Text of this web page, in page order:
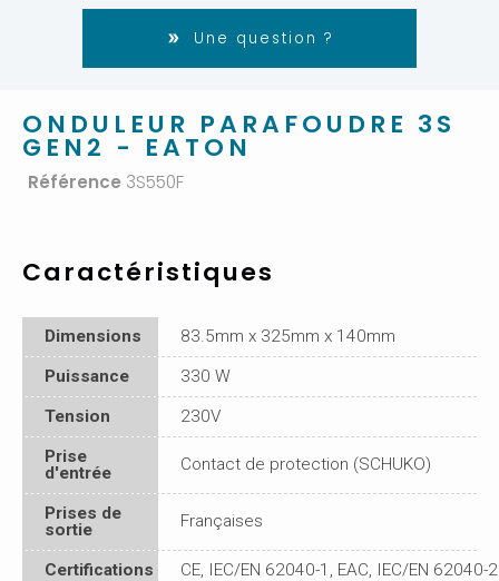
Une question ?
ONDULEUR PARAFOUDRE 3S
GEN2 - EATON
Référence 3S550F
Caractéristiques
Dimensions
83.5mm x 325mm x 140mm
Puissance
330 W
Tension
230V
Prise
d'entrée
Contact de protection (SCHUKO)
Prises de
sortie
Françaises
Certifications
CE, IEC/EN 62040-1, EAC, IEC/EN 62040-2